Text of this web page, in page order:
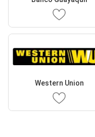
Western Union